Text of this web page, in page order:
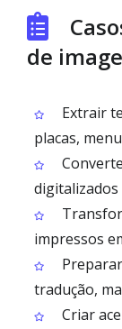
de
Extrair
placas,
digitalizados
impressos
tradução,
Criar